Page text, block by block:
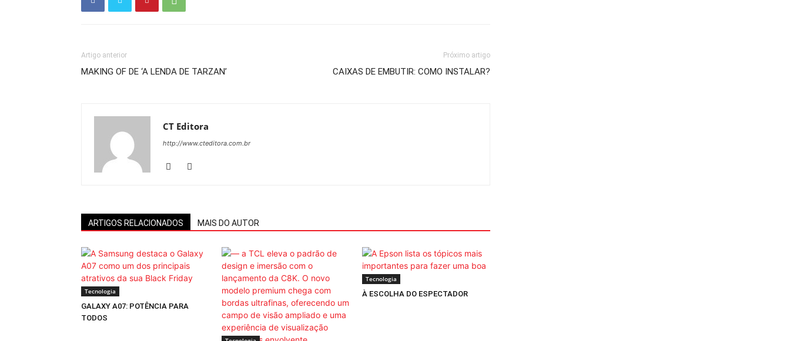
Artigo anterior
MAKING OF DE ‘A LENDA DE TARZAN’
Próximo artigo
CAIXAS DE EMBUTIR: COMO INSTALAR?
CT Editora
http://www.cteditora.com.br
ARTIGOS RELACIONADOS MAIS DO AUTOR
Tecnologia
GALAXY A07: POTÊNCIA PARA
TODOS
Tecnologia
À ESCOLHA DO ESPECTADOR